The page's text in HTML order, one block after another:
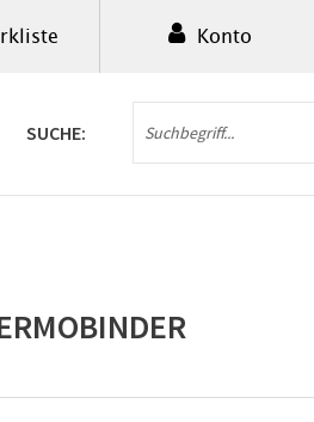
Konto
SUCHE: